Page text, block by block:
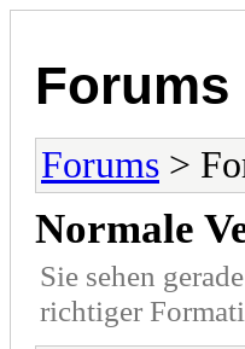
Forums
Forums >
Normale
Sie sehen
richtiger